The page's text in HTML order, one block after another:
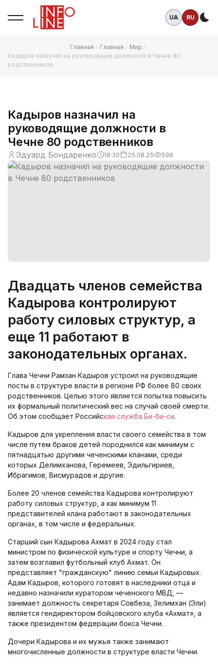
UA RU
Главная Главная
Мир
Кадыров назначил на руководящие должности в Чечне 80
родственников
Кадыров назначил на
руководящие должности в
Чечне 80 родственников
Эдуард Бондаренко 18:30 25.08.25 598
Двадцать членов семейства
Кадырова контролируют
работу силовых структур, а
еще 11 работают в
законодательных органах.
Глава Чечни Рамзан Кадыров устроил на руководящие
посты в структуре власти в регионе РФ более 80 своих
родственников. Целью этого является попытка повысить
их формальный политический вес на случай своей смерти.
Об этом сообщает Российская служба Би-би-си.
Кадыров для укрепления власти своего семейства в том
числе путем браков детей породнился как минимум с
пятнадцатью другими чеченскими кланами, среди
которых Делимханова, Геремеев, Эдильгириев,
Ибрагимов, Висмурадов и другие.
Более 20 членов семейства Кадырова контролируют
работу силовых структур, а как минимум 11
представителей клана работают в законодательных
органах, в том числе и федеральных.
Старший сын Кадырова Ахмат в 2024 году стал
министром по физической культуре и спорту Чечни, а
затем возглавил футбольный клуб Ахмат. Он
представляет "гражданскую" линию семьи Кадыровых.
Адам Кадыров, которого готовят в наследники отца и
недавно назначили куратором чеченского МВД, —
занимает должность секретаря Совбеза, Зелимхан (Эли)
является гендиректором бойцовского клуба «Ахмат», а
также президентом федерации бокса Чечни.
Дочери Кадырова и их мужья также занимают
многочисленные должности в структуре власти Чечни.